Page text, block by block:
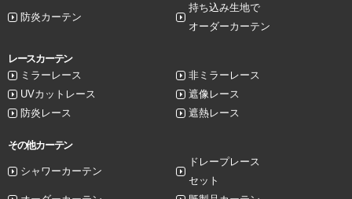
防炎カーテン
持ち込み生地で
オーダーカーテン
レースカーテン
ミラーレース
非ミラーレース
UVカットレース
遮像レース
防炎レース
遮熱レース
その他カーテン
シャワーカーテン
ドレープレース
セット